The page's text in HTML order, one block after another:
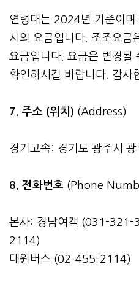
연령대는 2024년 기준이며
시의 요금입니다. 조조요금
요금입니다. 요금은 변경될
확인하시길 바랍니다. 감사
7. 주소 (위치) (Address)
경기고속: 경기도 광주시
8. 전화번호 (Phone
본사: 경남여객 (031-
2114)
대원버스 (02-455-2114)